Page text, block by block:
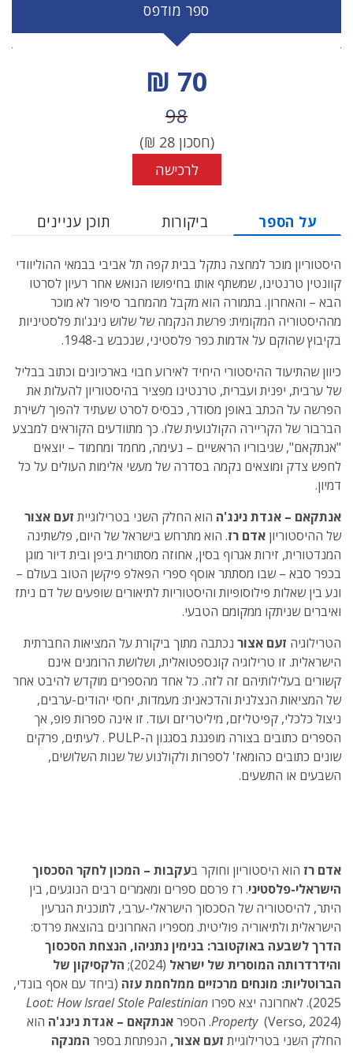
ספר מודפס
מחיר הנחה
70 ₪
מחיר לפני הנחה
98
(חסכון28
₪)
לרכישה
על הספר ביקורות תוכן עניינים
היסטוריון מוכר למחצה נתקל בבית קפה תל אביבי בבמאי ההוליוודי
קוונטין טרנטינו, שמשתף אותו בחיפושו הנואש אחר רעיון לסרטו
הבא – והאחרון. בתמורה הוא מקבל מהמחבר סיפור לא מוכר
מההיסטוריה המקומית: פרשת הנקמה של שלוש נינג'ות פלסטיניות
בקיבוץ שהוקם על אדמות כפר פלסטיני, שנכבש ב-1948.
כיוון שהתיעוד ההיסטורי היחיד לאירוע חבוי בארכיונים וכתוב בבליל
של ערבית, יפנית ועברית, טרנטינו מפציר בהיסטוריון להעלות את
הפרשה על הכתב באופן מסודר, כבסיס לסרט שעתיד להפוך לשירת
הברבור של הקריירה הקולנועית שלו. כך מתוודעים הקוראים למבצע
"אנתקאם", שגיבוריו הראשיים – נעימה, מחמד ומחמוד – יוצאים
לחפש צדק ומוצאים נקמה בסדרה של מעשי אלימות העולים על כל
דמיון.
אנתקאם – אגדת נינג'ה הוא החלק השני בטרילוגיית זעם אצור
של ההיסטוריון אדם רז. הוא מתרחש בישראל של היום, פלשתינה
המנדטורית, זירות אגרוף בסין, אחוזה מסתורית ביפן ובית דיור מוגן
בכפר סבא – שבו מסתתר אוסף ספרי הפאלפ פיקשן הטוב בעולם –
ונע בין שאלות פילוסופיות והיסטוריות לתיאורים שופעים של דם ניתז
ואיברים שניתקו ממקומם הטבעי.
הטרילוגיה זעם אצור נכתבה מתוך ביקורת על המציאות החברתית
הישראלית. זו טרילוגיה קונספטואלית, ושלושת הרומנים אינם
קשורים בעלילותיהם זה לזה. כל אחד מהספרים מוקדש להיבט אחר
של המציאות הנצלנית והדכאנית: מעמדות, יחסי יהודים-ערבים,
ניצול כלכלי, קפיטליזם, מיליטריזם ועוד. זו אינה ספרות פופ, אך
הספרים כתובים בצורה מופגנת בסגנון ה-PULP . לעיתים, פרקים
שונים כתובים כהומאז' לספרות ולקולנוע של שנות השלושים,
השבעים או התשעים.
אדם רז הוא היסטוריון וחוקר בעקבות – המכון לחקר הסכסוך
הישראלי-פלסטיני. רז פרסם ספרים ומאמרים רבים הנוגעים, בין
היתר, להיסטוריה של הסכסוך הישראלי-ערבי, לתוכנית הגרעין
הישראלית ולתיאוריה פוליטית. מספריו האחרונים בהוצאת פרדס:
הדרך לשבעה באוקטובר: בנימין נתניהו, הנצחת הסכסוך
והידרדרותה המוסרית של ישראל (2024);
הלקסיקון של
הברוטליות: מונחים מרכזיים ממלחמת עזה (ביחד עם אסף בונדי,
2025). לאחרונה יצא ספרו
Loot: How Israel Stole Palestinian
Property(Verso, 2024). הספר אנתקאם – אגדת נינג'ה הוא
החלק השני בטרילוגיית זעם אצור, הנפתחת בספר המנקה